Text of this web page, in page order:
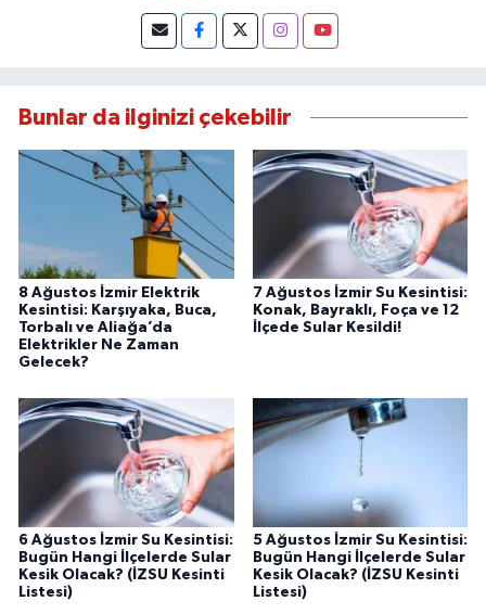
Bunlar da ilginizi çekebilir
8 Ağustos İzmir Elektrik
Kesintisi: Karşıyaka, Buca,
Torbalı ve Aliağa’da
Elektrikler Ne Zaman
Gelecek?
7 Ağustos İzmir Su Kesintisi:
Konak, Bayraklı, Foça ve 12
İlçede Sular Kesildi!
6 Ağustos İzmir Su Kesintisi:
Bugün Hangi İlçelerde Sular
Kesik Olacak? (İZSU Kesinti
Listesi)
5 Ağustos İzmir Su Kesintisi:
Bugün Hangi İlçelerde Sular
Kesik Olacak? (İZSU Kesinti
Listesi)